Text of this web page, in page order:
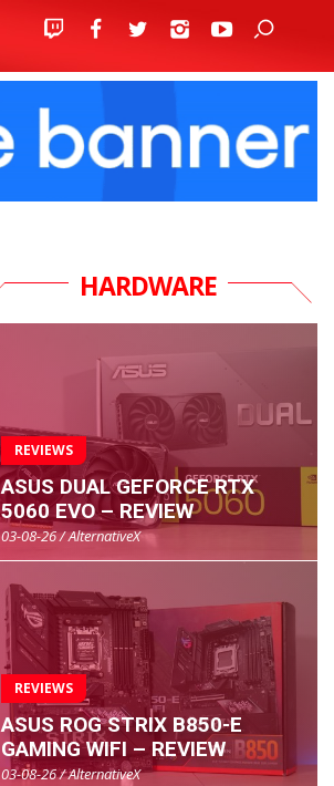
HARDWARE
REVIEWS
ASUS DUAL GEFORCE RTX
5060 EVO – REVIEW
03-08-26 / AlternativeX
REVIEWS
ASUS ROG STRIX B850-E
GAMING WIFI – REVIEW
03-08-26 / AlternativeX